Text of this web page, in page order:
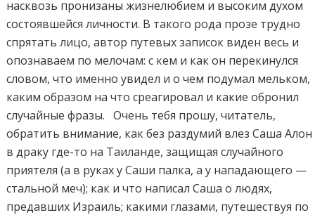
насквозь пронизаны жизнелюбием и высоким духом
состоявшейся личности. В такого рода прозе трудно
спрятать лицо, автор путевых записок виден весь и
опознаваем по мелочам: с кем и как он перекинулся
словом, что именно увидел и о чем подумал мельком,
каким образом на что среагировал и какие обронил
случайные фразы. Очень тебя прошу, читатель,
обратить внимание, как без раздумий влез Саша Алон
в драку где-то на Таиланде, защищая случайного
приятеля (а в руках у Саши палка, а у нападающего —
стальной меч); как и что написал Саша о людях,
предавших Израиль; какими глазами, путешествуя по